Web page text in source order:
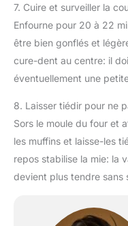
7. Cuire et surveiller la
Enfourne pour 20 à 22
être bien gonflés et
cure-dent au centre: il
éventuellement une
8. Laisser tiédir pour ne
Sors le moule du four et
les muffins et laisse-les
repos stabilise la mie: la
devient plus tendre sans